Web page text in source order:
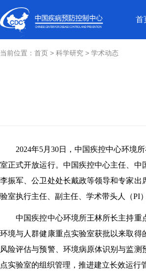
首
当前位置： 首页 > 科学研究 > 学术动态
2024年5月 30日，中国疾控中心环境
室正式开放运行。中国疾控中心主任、
李振军、公卫处处长戴政等领导和专家
验室执行主任、副主任、学术带头人（PI
中国疾控中心环境所王林所长主持
环境与人群健康重点实验室获批以来取
风险评估与预警、环境病原体识别与监
点实验室的组织管理，推进建立长效运行